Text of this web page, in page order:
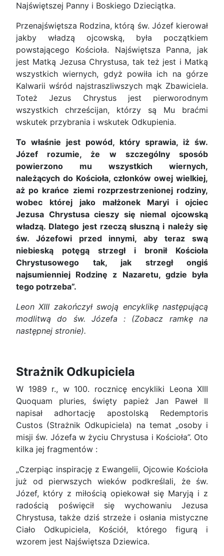
Najświętszej Panny i Boskiego Dzieciątka.
Przenajświętsza Rodzina, którą św. Józef kierował
jakby władzą ojcowską, była początkiem
powstającego Kościoła. Najświętsza Panna, jak
jest Matką Jezusa Chrystusa, tak też jest i Matką
wszystkich wiernych, gdyż powiła ich na górze
Kalwarii wśród najstraszliwszych mąk Zbawiciela.
Toteż Jezus Chrystus jest pierworodnym
wszystkich chrześcijan, którzy są Mu braćmi
wskutek przybrania i wskutek Odkupienia.
To właśnie jest powód, który sprawia, iż św.
Józef rozumie, że w szczególny sposób
powierzono mu wszystkich wiernych,
należących do Kościoła, członków owej wielkiej,
aż po krańce ziemi rozprzestrzenionej rodziny,
wobec której jako małżonek Maryi i ojciec
Jezusa Chrystusa cieszy się niemal ojcowską
władzą. Dlatego jest rzeczą słuszną i należy się
św. Józefowi przed innymi, aby teraz swą
niebieską potęgą strzegł i bronił Kościoła
Chrystusowego tak, jak strzegł ongiś
najsumienniej Rodzinę z Nazaretu, gdzie była
tego potrzeba”.
Leon XIII zakończył swoją encyklikę następującą
modlitwą do św. Józefa : (Zobacz ramkę na
następnej stronie).
Strażnik Odkupiciela
W 1989 r., w 100. rocznicę encykliki Leona XIII
Quoquam pluries, święty papież Jan Paweł II
napisał adhortację apostolską Redemptoris
Custos (Strażnik Odkupiciela) na temat „osoby i
misji św. Józefa w życiu Chrystusa i Kościoła”. Oto
kilka jej fragmentów :
„Czerpiąc inspirację z Ewangelii, Ojcowie Kościoła
już od pierwszych wieków podkreślali, że św.
Józef, który z miłością opiekował się Maryją i z
radością poświęcił się wychowaniu Jezusa
Chrystusa, także dziś strzeże i osłania mistyczne
Ciało Odkupiciela, Kościół, którego figurą i
wzorem jest Najświętsza Dziewica.